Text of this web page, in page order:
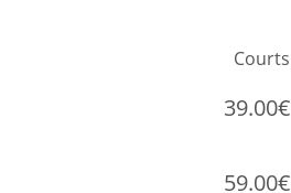
Courts
39.00€
59.00€